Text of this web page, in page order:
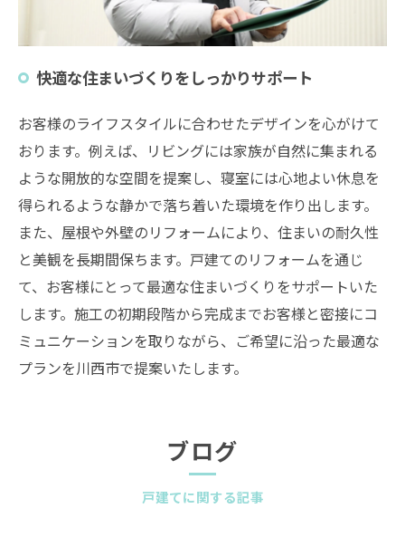
快適な住まいづくりをしっかりサポート
お客様のライフスタイルに合わせたデザインを心がけて
おります。例えば、リビングには家族が自然に集まれる
ような開放的な空間を提案し、寝室には心地よい休息を
得られるような静かで落ち着いた環境を作り出します。
また、屋根や外壁のリフォームにより、住まいの耐久性
と美観を長期間保ちます。戸建てのリフォームを通じ
て、お客様にとって最適な住まいづくりをサポートいた
します。施工の初期段階から完成までお客様と密接にコ
ミュニケーションを取りながら、ご希望に沿った最適な
プランを川西市で提案いたします。
ブログ
戸建てに関する記事